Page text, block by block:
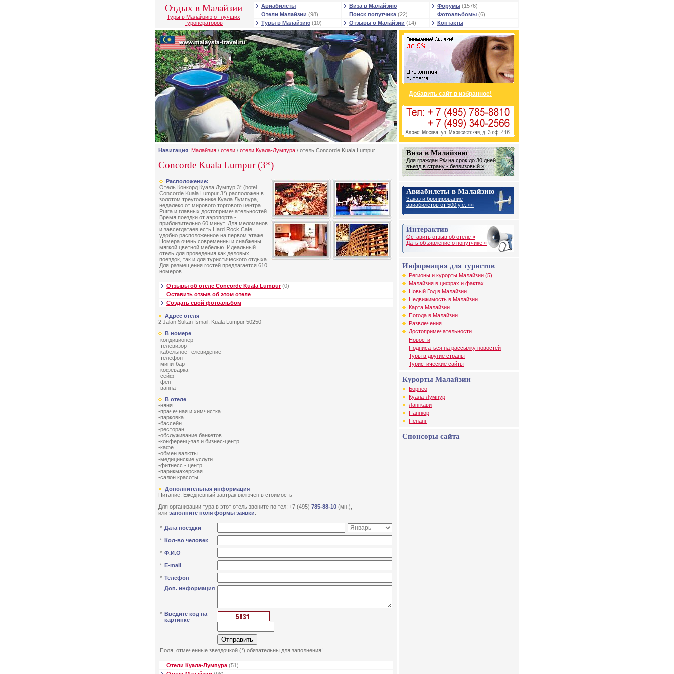
Отдых в Малайзии
Туры в Малайзию от лучших
туроператоров
Авиабилеты Виза в Малайзию Форумы (1576)
Отели Малайзии (98) Поиск попутчика (22) Фотоальбомы (6)
Туры в Малайзию (10) Отзывы о Малайзии (14) Контакты
Добавить сайт в избранное!
Навигация: Малайзия / отели / отели Куала-Лумпура / отель Concorde Kuala Lumpur
Concorde Kuala Lumpur (3*)
Расположение:
Отель Конкорд Куала Лумпур 3* (hotel
Concorde Kuala Lumpur 3*) расположен в
золотом треугольнике Куала Лумпура,
недалеко от мирового торгового центра
Putra и главных достопримечательностей.
Время поездки от аэропорта -
приблизительно 60 минут. Для меломанов
и завсегдатаев есть Hard Rock Cafe
удобно расположенное на первом этаже.
Номера очень современны и снабжены
мягкой цветной мебелью. Идеальный
отель для проведения как деловых
поездок, так и для туристического отдыха.
Для размещения гостей предлагается 610
номеров.
Отзывы об отеле Concorde Kuala Lumpur(0)
Оставить отзыв об этом отеле
Создать свой фотоальбом
Адрес отеля
2 Jalan Sultan Ismail, Kuala Lumpur 50250
В номере
-кондиционер
-телевизор
-кабельное телевидение
-телефон
-мини-бар
-кофеварка
-сейф
-фен
-ванна
В отеле
-няня
-прачечная и химчистка
-парковка
-бассейн
-ресторан
-обслуживание банкетов
-конференц-зал и бизнес-центр
-кафе
-обмен валюты
-медицинские услуги
-фитнесс - центр
-парикмахерская
-салон красоты
Дополнительная информация
Питание: Ежедневный завтрак включен в стоимость
Для организации тура в этот отель звоните по тел: +7 (495) 785-88-10 (мн.),
или заполните поля формы заявки:
* Дата поездки
* Кол-во человек
* Ф.И.О
* E-mail
* Телефон
Доп. информация
* Введите код на
картинке
Поля, отмеченные звездочкой (*) обязательны для заполнения!
Отели Куала-Лумпура(51)
Виза в Малайзию
Для граждан РФ на срок до 30 дней
въезд в страну - безвизовый »
Авиабилеты в Малайзию
Заказ и бронирование
авиабилетов от 500 у.е. »»
Интерактив
Оставить отзыв об отеле »
Дать объявление о попутчике »
Информация для туристов
Регионы и курорты Малайзии (5)
Малайзия в цифрах и фактах
Новый Год в Малайзии
Недвижимость в Малайзии
Карта Малайзии
Погода в Малайзии
Развлечения
Достопримечательности
Новости
Подписаться на рассылку новостей
Туры в другие страны
Туристические сайты
Курорты Малайзии
Борнео
Куала-Лумпур
Лангкави
Пангкор
Пенанг
Спонсоры сайта